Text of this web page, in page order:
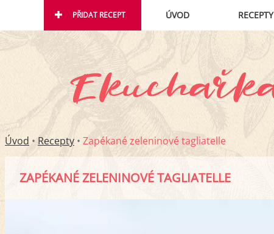
PŘIDAT RECEPT ÚVOD RECEPTY
Úvod • Recepty • Zapékané zeleninové tagliatelle
ZAPÉKANÉ ZELENINOVÉ TAGLIATELLE